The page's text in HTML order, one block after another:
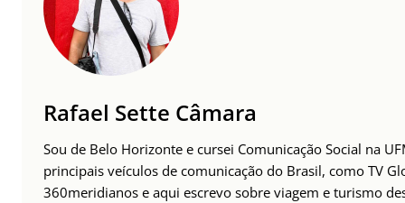
Rafael Sette Câmara
Sou de Belo Horizonte e cursei Comunicação Social na
principais veículos de comunicação do Brasil, como TV
360meridianos e aqui escrevo sobre viagem e turismo